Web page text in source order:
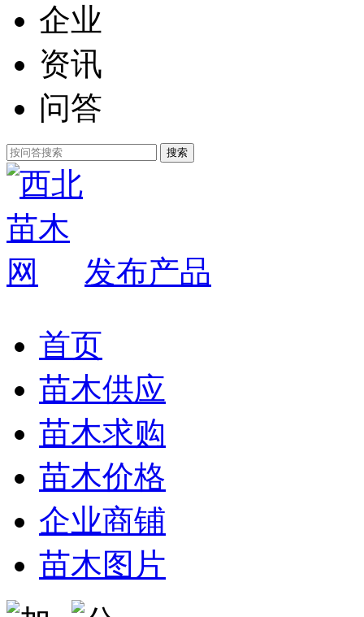
企业
资讯
问答
发布产品
首页
苗木供应
苗木求购
苗木价格
企业商铺
苗木图片